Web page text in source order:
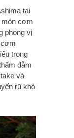
tại
món cơm
phong vị
trong
đẫm
và
rũ khó